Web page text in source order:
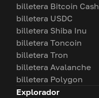
billetera Bitcoin Cash
billetera USDC
billetera Shiba Inu
billetera Toncoin
billetera Tron
billetera Avalanche
billetera Polygon
Explorador